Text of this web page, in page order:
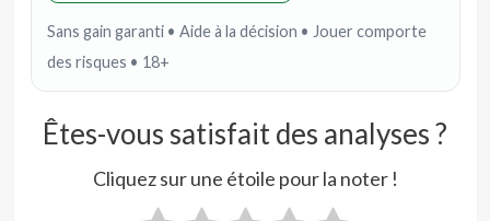
Sans gain garanti • Aide à la décision • Jouer comporte
des risques • 18+
Êtes-vous satisfait des analyses ?
Cliquez sur une étoile pour la noter !